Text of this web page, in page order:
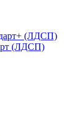
(ЛДСП)
(ЛДСП)